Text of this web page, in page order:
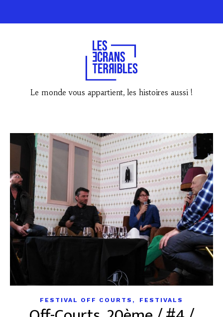
Le monde vous appartient, les histoires aussi !
FESTIVAL OFF COURTS , FESTIVALS